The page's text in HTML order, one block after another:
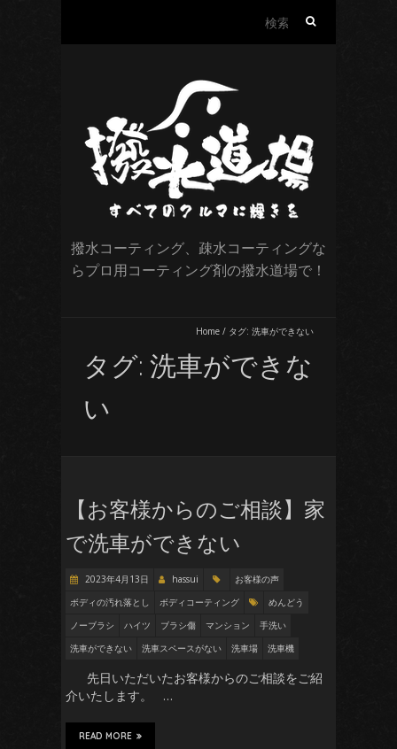
撥水コーティング、疎水コーティングな
らプロ用コーティング剤の撥水道場で！
Home / タグ: 洗車ができない
タグ: 洗車ができな
い
【お客様からのご相談】家
で洗車ができない
2023年4月13日 hassui
お客様の声
ボディの汚れ落とし
ボディコーティング
めんどう
ノーブラシ
ハイツ ブラシ傷 マンション
手洗い
洗車ができない
洗車スペースがない 洗車場 洗車機
先日いただいたお客様からのご相談をご紹
介いたします。 …
READ MORE